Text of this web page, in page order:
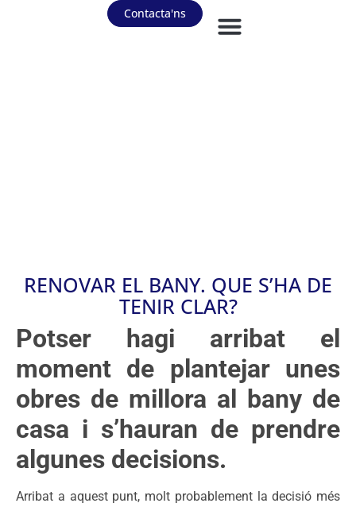
Contacta'ns
RENOVAR EL BANY. QUE S’HA DE
TENIR CLAR?
Potser hagi arribat el
moment de plantejar unes
obres de millora al bany de
casa i s’hauran de prendre
algunes decisions.
Arribat a aquest punt, molt probablement la decisió més